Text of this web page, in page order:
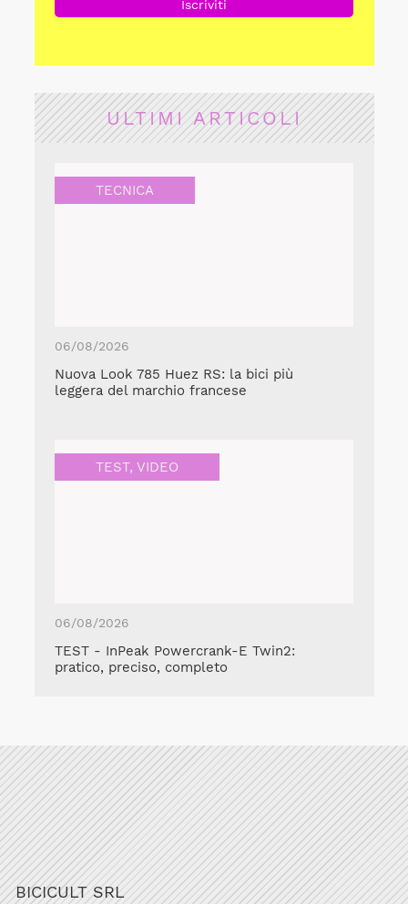
ULTIMI ARTICOLI
TECNICA
06/08/2026
Nuova Look 785 Huez RS: la bici più
leggera del marchio francese
TEST, VIDEO
06/08/2026
TEST - InPeak Powercrank-E Twin2:
pratico, preciso, completo
BICICULT SRL